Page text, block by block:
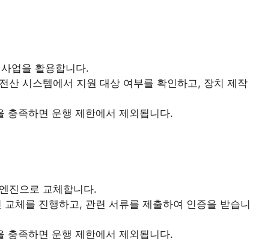
업을 활용합니다.
시스템에서 지원 대상 여부를 확인하고, 장치 제작
족하면 운행 제한에서 제외됩니다.
진으로 교체합니다.
체를 진행하고, 관련 서류를 제출하여 인증을 받습니
족하면 운행 제한에서 제외됩니다.